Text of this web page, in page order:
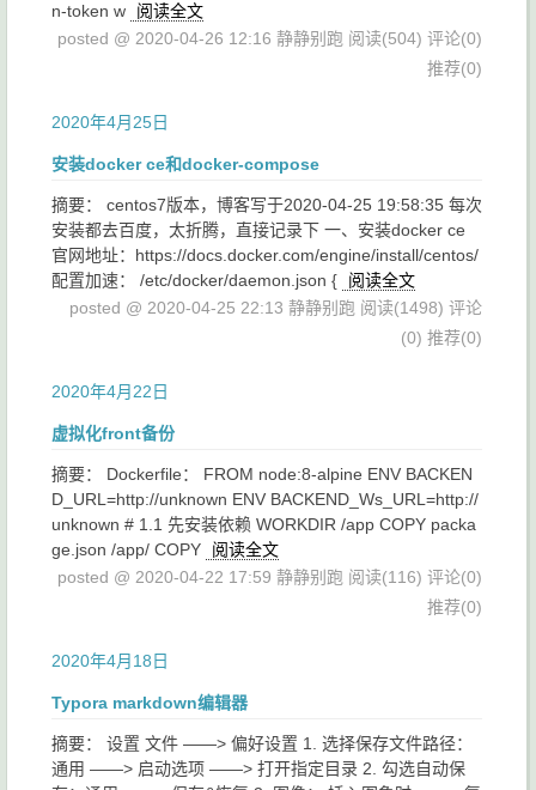
n-token w
阅读全文
posted @ 2020-04-26 12:16 静静别跑 阅读(504) 评论(0)
推荐(0)
2020年4月25日
安装docker ce和docker-compose
摘要： centos7版本，博客写于2020-04-25 19:58:35 每次
安装都去百度，太折腾，直接记录下 一、安装docker ce
官网地址：https://docs.docker.com/engine/install/centos/
配置加速： /etc/docker/daemon.json {
阅读全文
posted @ 2020-04-25 22:13 静静别跑 阅读(1498) 评论
(0) 推荐(0)
2020年4月22日
虚拟化front备份
摘要： Dockerfile： FROM node:8-alpine ENV BACKEN
D_URL=http://unknown ENV BACKEND_Ws_URL=http://
unknown # 1.1 先安装依赖 WORKDIR /app COPY packa
ge.json /app/ COPY
阅读全文
posted @ 2020-04-22 17:59 静静别跑 阅读(116) 评论(0)
推荐(0)
2020年4月18日
Typora markdown编辑器
摘要： 设置 文件 ——> 偏好设置 1. 选择保存文件路径：
通用 ——> 启动选项 ——> 打开指定目录 2. 勾选自动保